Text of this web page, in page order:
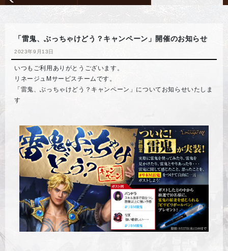
「雷鬼、ぶっちゃけどう？キャンペーン」開催のお知らせ
2023年9月13日
いつもご利用ありがとうございます。
リネージュMサービスチームです。
「雷鬼、ぶっちゃけどう？キャンペーン」についてお知らせいたしま
す